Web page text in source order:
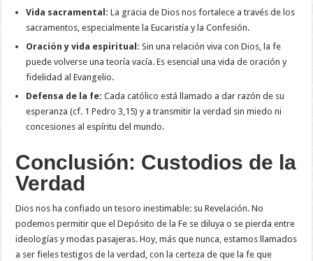
Vida sacramental: La gracia de Dios nos fortalece a través de los
sacramentos, especialmente la Eucaristía y la Confesión.
Oración y vida espiritual: Sin una relación viva con Dios, la fe
puede volverse una teoría vacía. Es esencial una vida de oración y
fidelidad al Evangelio.
Defensa de la fe: Cada católico está llamado a dar razón de su
esperanza (cf. 1 Pedro 3,15) y a transmitir la verdad sin miedo ni
concesiones al espíritu del mundo.
Conclusión: Custodios de la
Verdad
Dios nos ha confiado un tesoro inestimable: su Revelación. No
podemos permitir que el Depósito de la Fe se diluya o se pierda entre
ideologías y modas pasajeras. Hoy, más que nunca, estamos llamados
a ser fieles testigos de la verdad, con la certeza de que la fe que